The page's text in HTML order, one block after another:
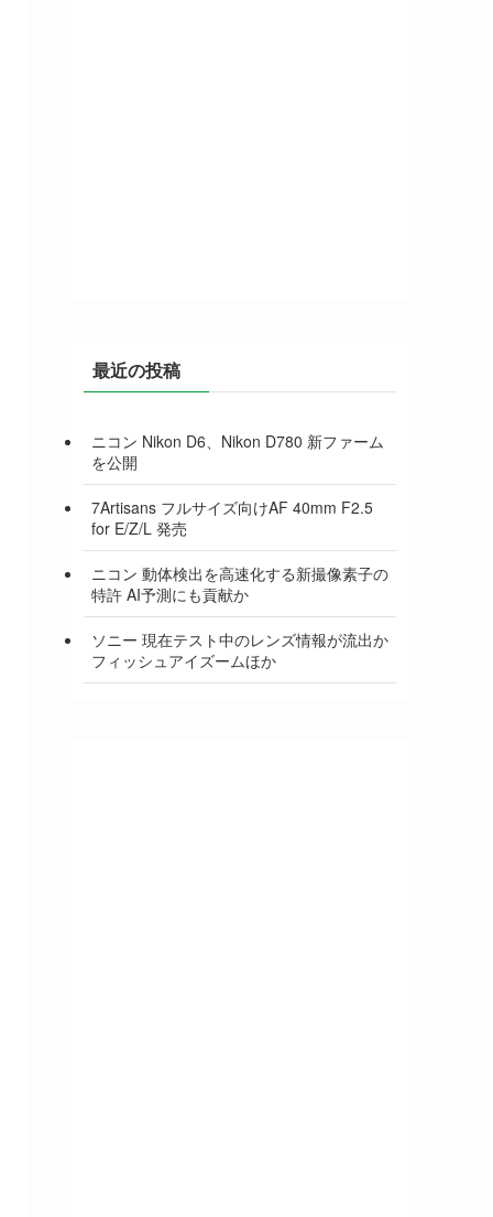
最近の投稿
ニコン Nikon D6、Nikon D780 新ファーム
を公開
7Artisans フルサイズ向けAF 40mm F2.5
for E/Z/L 発売
ニコン 動体検出を高速化する新撮像素子の
特許 AI予測にも貢献か
ソニー 現在テスト中のレンズ情報が流出か
フィッシュアイズームほか